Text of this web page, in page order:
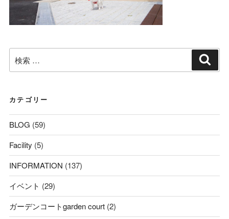
検
索:
カテゴリー
BLOG (59)
Facility (5)
INFORMATION (137)
イベント (29)
ガーデンコートgarden court(2)